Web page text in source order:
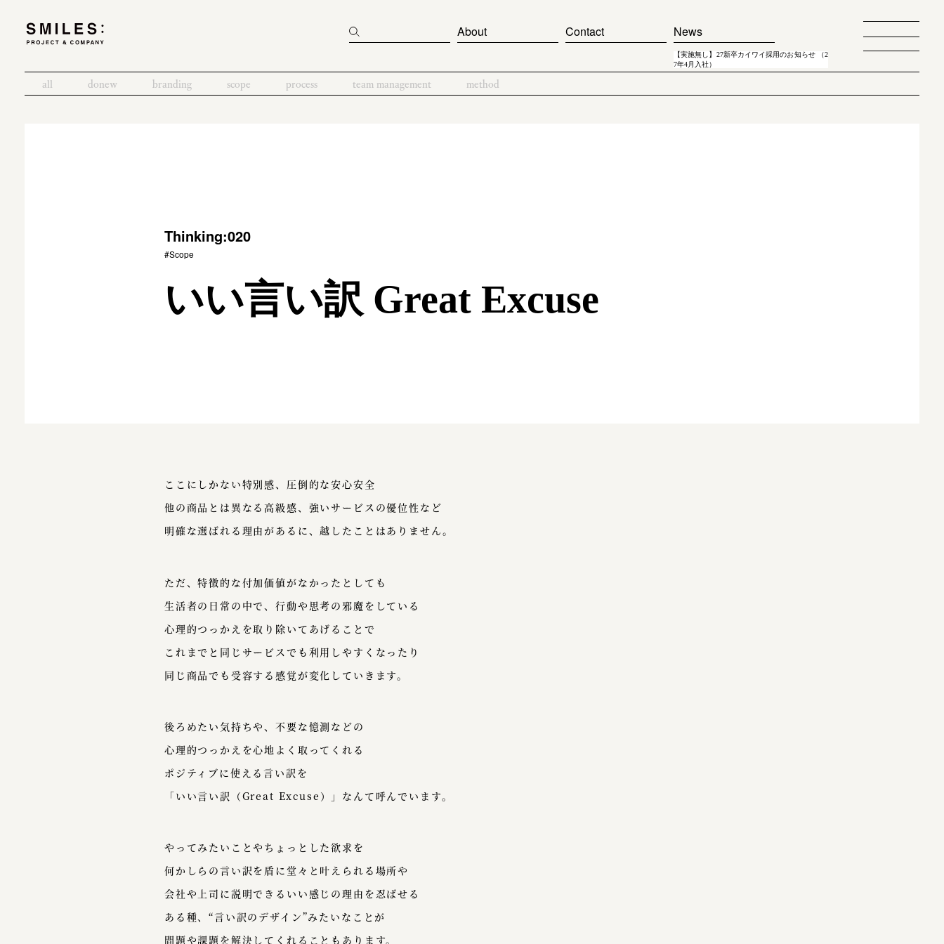
About Contact News
【実施無し】27新卒カイワイ採用のお知らせ （2
7年4月入社）
all donew branding scope process team management method
Thinking:020
#Scope
いい言い訳 Great Excuse
ここにしかない特別感、圧倒的な安心安全
他の商品とは異なる高級感、強いサービスの優位性など
明確な選ばれる理由があるに、越したことはありません。
ただ、特徴的な付加価値がなかったとしても
生活者の日常の中で、行動や思考の邪魔をしている
心理的つっかえを取り除いてあげることで
これまでと同じサービスでも利用しやすくなったり
同じ商品でも受容する感覚が変化していきます。
後ろめたい気持ちや、不要な憶測などの
心理的つっかえを心地よく取ってくれる
ポジティブに使える言い訳を
「いい言い訳（Great Excuse）」なんて呼んでいます。
やってみたいことやちょっとした欲求を
何かしらの言い訳を盾に堂々と叶えられる場所や
会社や上司に説明できるいい感じの理由を忍ばせる
ある種、“言い訳のデザイン”みたいなことが
問題や課題を解決してくれることもあります。